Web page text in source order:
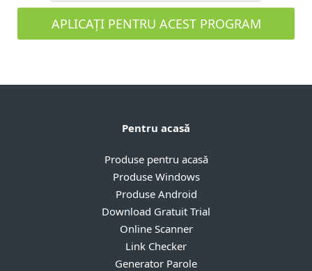
Pentru acasă
Produse pentru acasă
Produse Windows
Produse Android
Download Gratuit Trial
Online Scanner
Link Checker
Generator Parole